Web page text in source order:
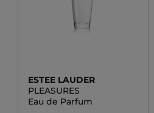
ESTEE LAUDER
PLEASURES
Eau de Parfum